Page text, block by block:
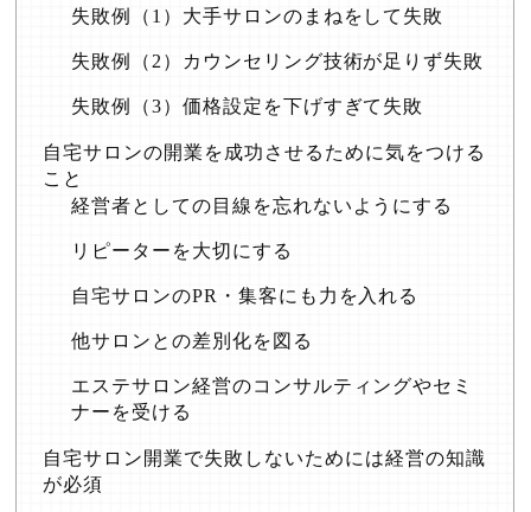
失敗例（1）大手サロンのまねをして失敗
失敗例（2）カウンセリング技術が足りず失敗
失敗例（3）価格設定を下げすぎて失敗
自宅サロンの開業を成功させるために気をつける
こと
経営者としての目線を忘れないようにする
リピーターを大切にする
自宅サロンのPR・集客にも力を入れる
他サロンとの差別化を図る
エステサロン経営のコンサルティングやセミ
ナーを受ける
自宅サロン開業で失敗しないためには経営の知識
が必須